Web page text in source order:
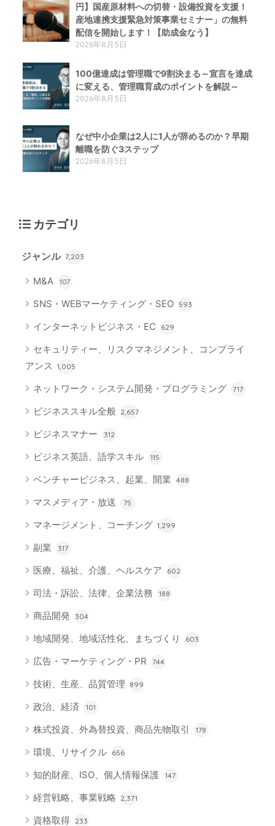
円】国産原材料への切替・設備投資を支援！
産地連携支援緊急対策事業セミナー」の無料
配信を開始します！【助成金なう】
2026年8月5日
100億達成は管理職で9割決まる～宣言を達成
に変える、管理職育成のポイントを解説～
2026年8月5日
なぜ中小企業は2人に1人が辞めるのか？早期
離職を防ぐ3ステップ
2026年8月5日
カテゴリ
ジャンル 7,203
M&A 107
SNS・WEBマーケティング・SEO 593
インターネットビジネス・EC 629
セキュリティー、リスクマネジメント、コンプライ
アンス 1,005
ネットワーク・システム開発・プログラミング 717
ビジネススキル全般 2,657
ビジネスマナー 312
ビジネス英語、語学スキル 115
ベンチャービジネス、起業、開業 488
マスメディア・放送 75
マネージメント、コーチング 1,299
副業 317
医療、福祉、介護、ヘルスケア 602
司法・訴訟、法律、企業法務 188
商品開発 304
地域開発、地域活性化、まちづくり 603
広告・マーケティング・PR 744
技術、生産、品質管理 899
政治、経済 101
株式投資、外為替投資、商品先物取引 178
環境、リサイクル 656
知的財産、ISO、個人情報保護 147
経営戦略、事業戦略 2,371
資格取得 233